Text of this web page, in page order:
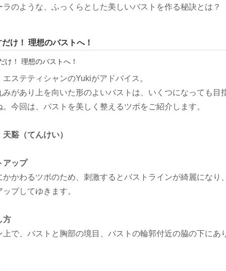
ラのような、ふっくらとした美しいバストを作る秘訣とは？
け！ 理想のバストへ！
ステティシャンのYukiがアドバイス。
みがあり上を向いた形のよいバストは、いくつになっても目
今回は、バストを美しく整えるツボをご紹介します。
天谿（てんけい）
アップ
かかわるツボのため、刺激するとバストラインが綺麗になり
プしてゆきます。
方
上で、バストと胸部の境目、バストの輪郭付近の脇の下にあ